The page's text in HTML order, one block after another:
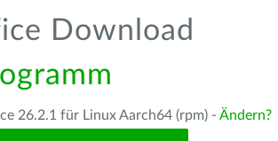
Download
26.2.1 für Linux Aarch64 (rpm) - Ändern?